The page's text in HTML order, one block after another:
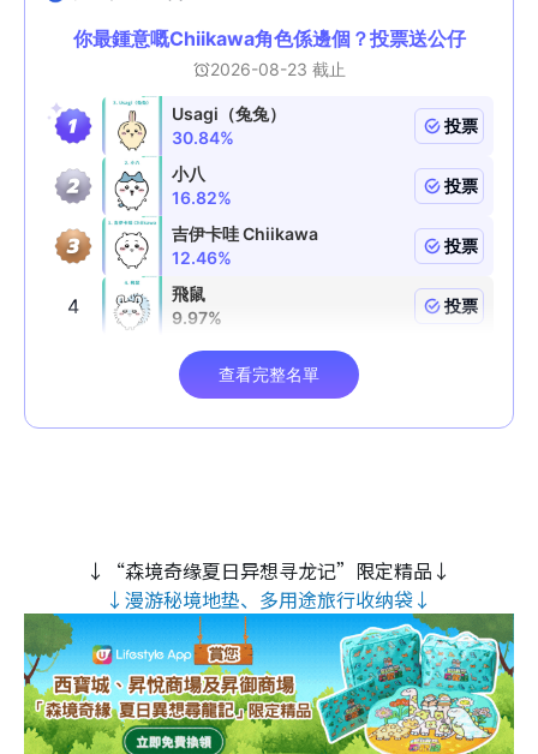
↓“森境奇缘夏日异想寻龙记”限定精品↓
↓漫游秘境地垫、多用途旅行收纳袋↓